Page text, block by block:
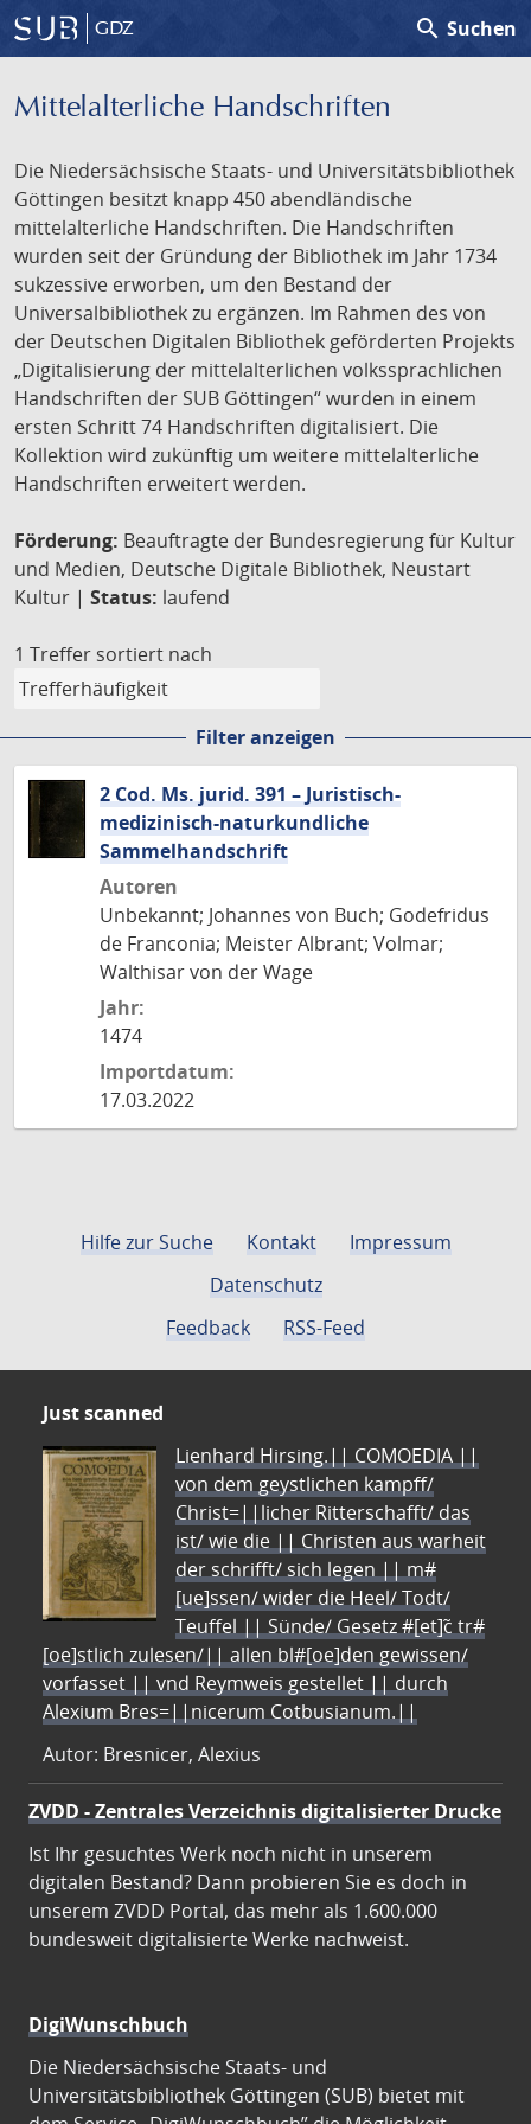
GDZ search Suchen
Mittelalterliche Handschriften
Die Niedersächsische Staats- und Universitätsbibliothek
Göttingen besitzt knapp 450 abendländische
mittelalterliche Handschriften. Die Handschriften
wurden seit der Gründung der Bibliothek im Jahr 1734
sukzessive erworben, um den Bestand der
Universalbibliothek zu ergänzen. Im Rahmen des von
der Deutschen Digitalen Bibliothek geförderten Projekts
„Digitalisierung der mittelalterlichen volkssprachlichen
Handschriften der SUB Göttingen“ wurden in einem
ersten Schritt 74 Handschriften digitalisiert. Die
Kollektion wird zukünftig um weitere mittelalterliche
Handschriften erweitert werden.
Förderung: Beauftragte der Bundesregierung für Kultur
und Medien, Deutsche Digitale Bibliothek, Neustart
Kultur | Status: laufend
1 Treffer sortiert nach
Filter anzeigen
2 Cod. Ms. jurid. 391 – Juristisch-
medizinisch-naturkundliche
Sammelhandschrift
Autoren
Unbekannt; Johannes von Buch; Godefridus
de Franconia; Meister Albrant; Volmar;
Walthisar von der Wage
Jahr:
1474
Importdatum:
17.03.2022
Hilfe zur Suche Kontakt
Impressum
Datenschutz
Feedback
RSS-Feed
Just scanned
Lienhard Hirsing.|| COMOEDIA ||
von dem geystlichen kampff/
Christ=||licher Ritterschafft/ das
ist/ wie die || Christen aus warheit
der schrifft/ sich legen || m#
[ue]ssen/ wider die Heel/ Todt/
Teuffel || Sünde/ Gesetz #[et]c̃ tr#
[oe]stlich zulesen/|| allen bl#[oe]den gewissen/
vorfasset || vnd Reymweis gestellet || durch
Alexium Bres=||nicerum Cotbusianum.||
Autor: Bresnicer, Alexius
ZVDD - Zentrales Verzeichnis digitalisierter Drucke
Ist Ihr gesuchtes Werk noch nicht in unserem
digitalen Bestand? Dann probieren Sie es doch in
unserem ZVDD Portal, das mehr als 1.600.000
bundesweit digitalisierte Werke nachweist.
DigiWunschbuch
Die Niedersächsische Staats- und
Universitätsbibliothek Göttingen (SUB) bietet mit